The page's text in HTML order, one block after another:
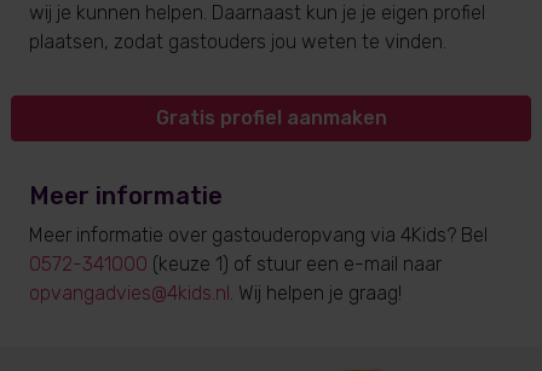
wij je kunnen helpen. Daarnaast kun je je eigen profiel
plaatsen, zodat gastouders jou weten te vinden.
Gratis profiel aanmaken
Meer informatie
Meer informatie over gastouderopvang via 4Kids? Bel
0572-341000 (keuze 1) of stuur een e-mail naar
opvangadvies@4kids.nl. Wij helpen je graag!